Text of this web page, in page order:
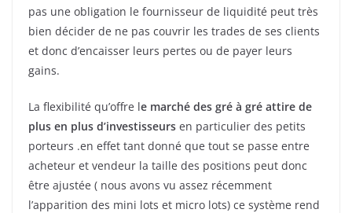
pas une obligation le fournisseur de liquidité peut très
bien décider de ne pas couvrir les trades de ses clients
et donc d’encaisser leurs pertes ou de payer leurs
gains.
La flexibilité qu’offre le marché des gré à gré attire de
plus en plus d’investisseurs en particulier des petits
porteurs .en effet tant donné que tout se passe entre
acheteur et vendeur la taille des positions peut donc
être ajustée ( nous avons vu assez récemment
l’apparition des mini lots et micro lots) ce système rend